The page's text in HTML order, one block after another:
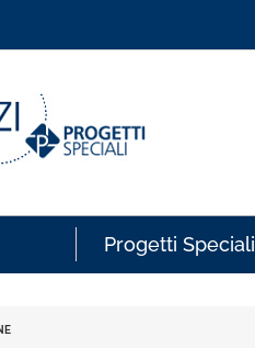
Progetti Speciali